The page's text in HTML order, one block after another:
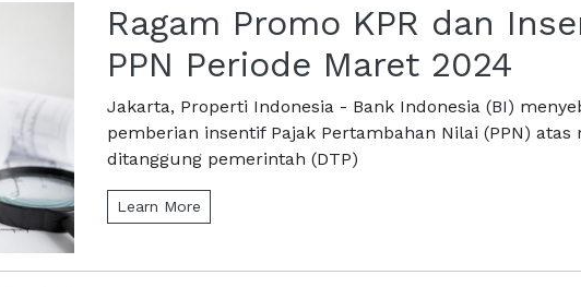
Ragam Promo KPR dan
PPN Periode Maret 2024
Jakarta, Properti Indonesia - Bank Indonesia (BI)
pemberian insentif Pajak Pertambahan Nilai (PPN) atas
ditanggung pemerintah (DTP)
Learn More